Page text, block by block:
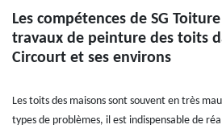
Les compétences de SG
travaux de peinture des toits
Circourt et ses environs
Les toits des maisons sont souvent en très
types de problèmes, il est indispensable de